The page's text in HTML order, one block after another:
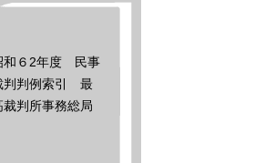
和６2年度 民事
判判例索引 最
裁判所事務総局